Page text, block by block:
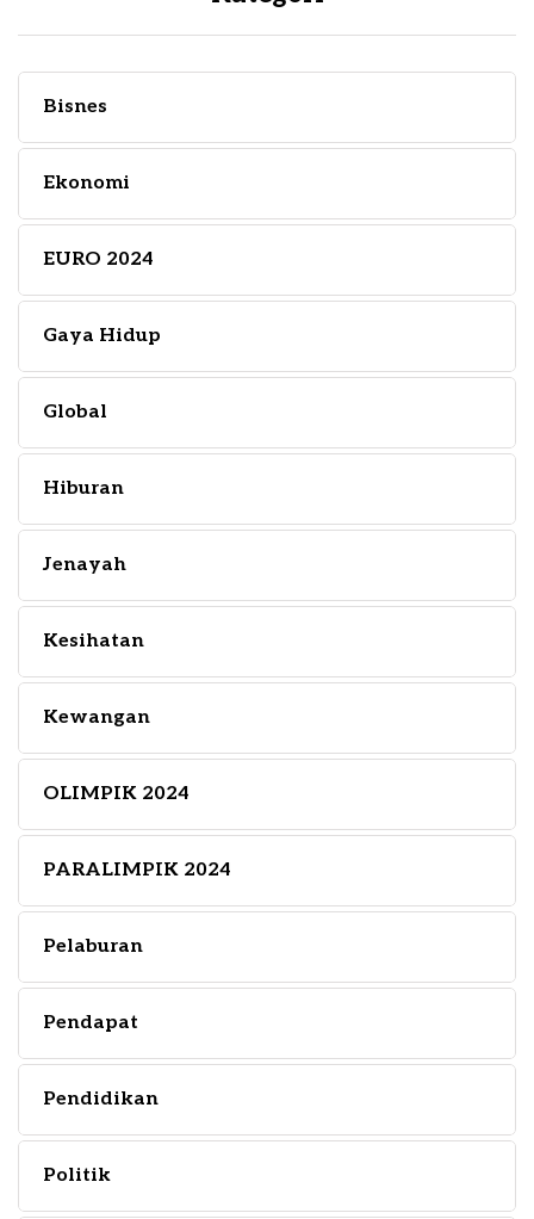
Bisnes
Ekonomi
EURO 2024
Gaya Hidup
Global
Hiburan
Jenayah
Kesihatan
Kewangan
OLIMPIK 2024
PARALIMPIK 2024
Pelaburan
Pendapat
Pendidikan
Politik